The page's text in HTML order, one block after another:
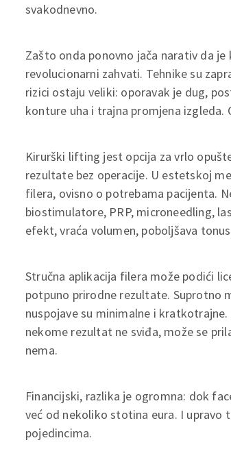
svakodnevno.
Zašto onda ponovno jača narativ da
revolucionarni zahvati. Tehnike su
rizici ostaju veliki: oporavak je dug,
konture uha i trajna promjena
Kirurški lifting jest opcija za vrlo
rezultate bez operacije. U estetskoj
filera, ovisno o potrebama pacijenta.
biostimulatore, PRP, microneedling,
efekt, vraća volumen, poboljšava
Stručna aplikacija filera može podići
potpuno prirodne rezultate. Suprotno
nuspojave su minimalne i
nekome rezultat ne sviđa, može se
nema.
Financijski, razlika je ogromna: dok
već od nekoliko stotina eura. I upravo
pojedincima.